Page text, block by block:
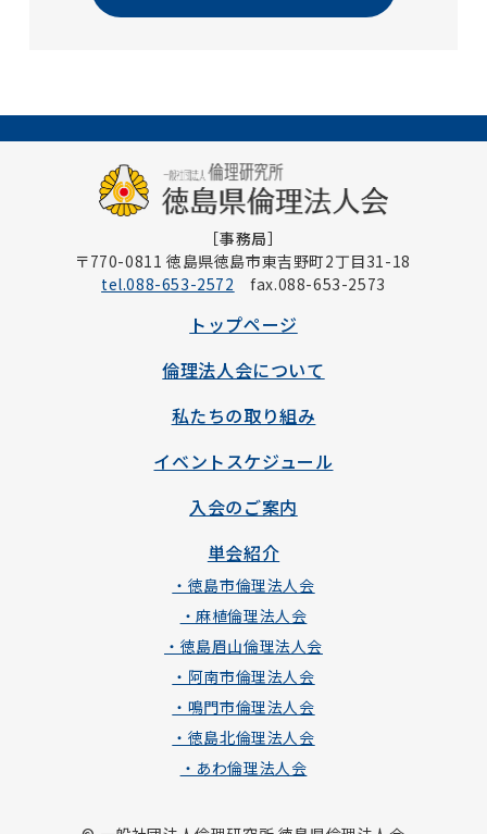
［事務局］
〒770-0811 徳島県徳島市東吉野町2丁目31-18
tel.088-653-2572 fax.088-653-2573
トップページ
倫理法人会について
私たちの取り組み
イベントスケジュール
入会のご案内
単会紹介
・徳島市倫理法人会
・麻植倫理法人会
・徳島眉山倫理法人会
・阿南市倫理法人会
・鳴門市倫理法人会
・徳島北倫理法人会
・あわ倫理法人会